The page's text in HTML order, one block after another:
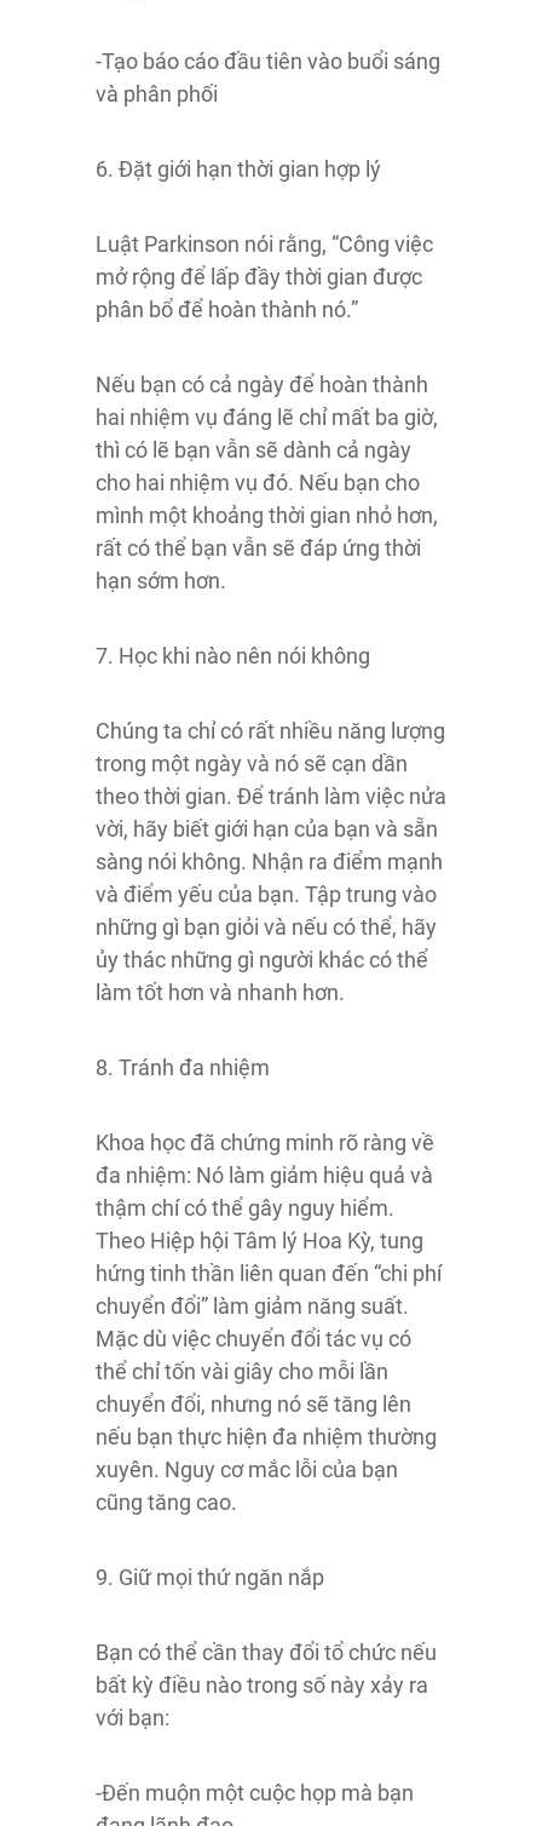
-Tạo báo cáo đầu tiên vào buổi sáng
và phân phối
6. Đặt giới hạn thời gian hợp lý
Luật Parkinson nói rằng, “Công việc
mở rộng để lấp đầy thời gian được
phân bổ để hoàn thành nó.”
Nếu bạn có cả ngày để hoàn thành
hai nhiệm vụ đáng lẽ chỉ mất ba giờ,
thì có lẽ bạn vẫn sẽ dành cả ngày
cho hai nhiệm vụ đó. Nếu bạn cho
mình một khoảng thời gian nhỏ hơn,
rất có thể bạn vẫn sẽ đáp ứng thời
hạn sớm hơn.
7. Học khi nào nên nói không
Chúng ta chỉ có rất nhiều năng lượng
trong một ngày và nó sẽ cạn dần
theo thời gian. Để tránh làm việc nửa
vời, hãy biết giới hạn của bạn và sẵn
sàng nói không. Nhận ra điểm mạnh
và điểm yếu của bạn. Tập trung vào
những gì bạn giỏi và nếu có thể, hãy
ủy thác những gì người khác có thể
làm tốt hơn và nhanh hơn.
8. Tránh đa nhiệm
Khoa học đã chứng minh rõ ràng về
đa nhiệm: Nó làm giảm hiệu quả và
thậm chí có thể gây nguy hiểm.
Theo Hiệp hội Tâm lý Hoa Kỳ, tung
hứng tinh thần liên quan đến “chi phí
chuyển đổi” làm giảm năng suất.
Mặc dù việc chuyển đổi tác vụ có
thể chỉ tốn vài giây cho mỗi lần
chuyển đổi, nhưng nó sẽ tăng lên
nếu bạn thực hiện đa nhiệm thường
xuyên. Nguy cơ mắc lỗi của bạn
cũng tăng cao.
9. Giữ mọi thứ ngăn nắp
Bạn có thể cần thay đổi tổ chức nếu
bất kỳ điều nào trong số này xảy ra
với bạn:
-Đến muộn một cuộc họp mà bạn